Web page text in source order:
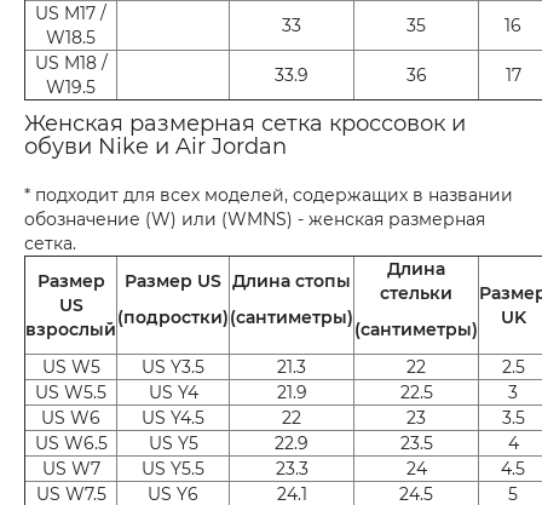
US M17 /
W18.5
33 35
16
US M18 /
W19.5
33.9 36 17
Женская размерная сетка кроссовок и
обуви Nike и Air Jordan
* подходит для всех моделей, содержащих в названии
обозначение (W) или (WMNS) - женская размерная
сетка.
Размер
US
взрослый
Размер US
(подростки)
Длина стопы
(сантиметры)
Длина
стельки
(сантиметры)
UK
US W5 US Y3.5 21.3 22
2.5
US W5.5
US Y4 21.9 22.5
3
US W6
US Y4.5 22 23
3.5
US W6.5
US Y5 22.9 23.5
4
US W7
US Y5.5 23.3 24
4.5
US W7.5
US Y6 24.1 24.5 5